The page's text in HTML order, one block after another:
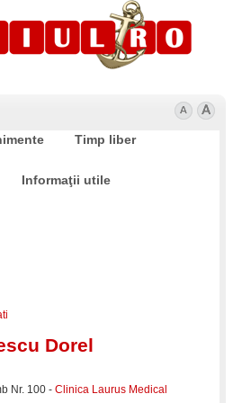
Timp liber
Informaţii utile
Dorel
Nr. 100 - Clinica Laurus Medical